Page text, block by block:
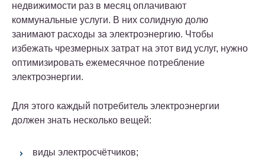
недвижимости раз в месяц оплачивают
коммунальные услуги. В них солидную долю
занимают расходы за электроэнергию. Чтобы
избежать чрезмерных затрат на этот вид услуг, нужно
оптимизировать ежемесячное потребление
электроэнергии.
Для этого каждый потребитель электроэнергии
должен знать несколько вещей:
виды электросчётчиков;